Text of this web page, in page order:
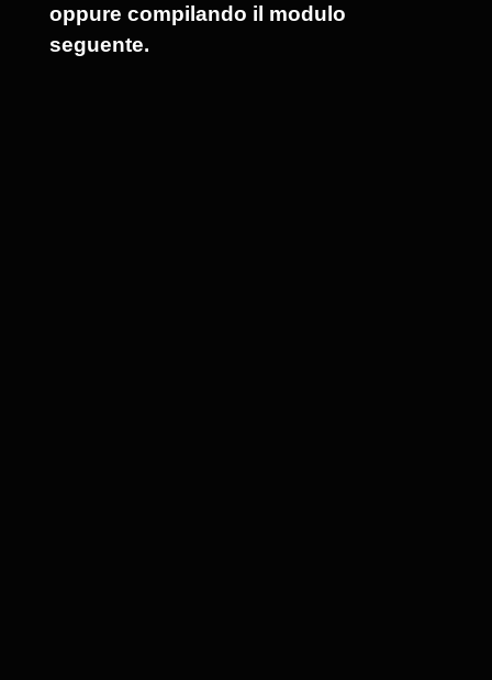
oppure compilando il modulo
seguente.